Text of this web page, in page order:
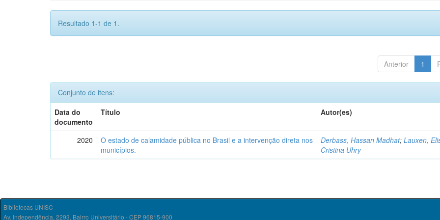
Resultado 1-1 de 1.
Anterior 1
Conjunto de itens:
Data do
documento
Título Autor(es)
2020
O estado de calamidade pública no Brasil e a intervenção direta nos
municípios.
Derbass, Hassan Madhat;Lauxen,
Cristina Uhry
Bibliotecas UNISC
Av. Independência, 2293, Bairro Universitário - CEP 96815-900